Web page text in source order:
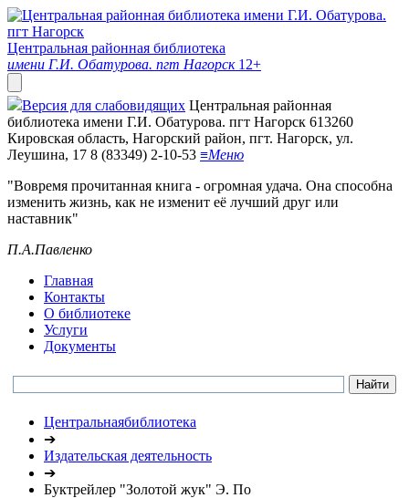
Центральная районная библиотека
имени Г.И. Обатурова. пгт Нагорск 12+
Версия для слабовидящих Центральная районная
библиотека имени Г.И. Обатурова. пгт Нагорск 613260
Кировская область, Нагорский район, пгт. Нагорск, ул.
Леушина, 17 8 (83349) 2-10-53 ≡Меню
"Вовремя прочитанная книга - огромная удача. Она способна
изменить жизнь, как не изменит её лучший друг или
наставник"
П.А.Павленко
Главная
Контакты
О библиотеке
Услуги
Документы
Центральнаябиблиотека
➔
Издательская деятельность
➔
Буктрейлер "Золотой жук" Э. По